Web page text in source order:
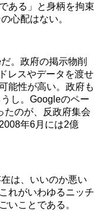
ある」と身柄を拘束
心配はない。
。政府の掲示物削
レスやデータを渡せ
能性が高い。政府も
し。Googleのペー
たのが、反政府集会
年6月には2億
は、いいのか悪い
れがいわゆるニッチ
いことである。